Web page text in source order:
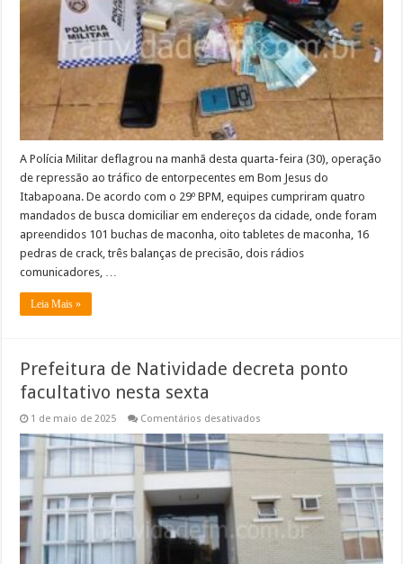
tráfico
em
Bom
Jesus
do
Itabapoana
A Polícia Militar deflagrou na manhã desta quarta-feira (30), operação
de repressão ao tráfico de entorpecentes em Bom Jesus do
Itabapoana. De acordo com o 29º BPM, equipes cumpriram quatro
mandados de busca domiciliar em endereços da cidade, onde foram
apreendidos 101 buchas de maconha, oito tabletes de maconha, 16
pedras de crack, três balanças de precisão, dois rádios
comunicadores, …
Leia Mais »
Prefeitura de Natividade decreta ponto
facultativo nesta sexta
1 de maio de 2025 Comentários desativados
de
Natividade
nesta
sexta